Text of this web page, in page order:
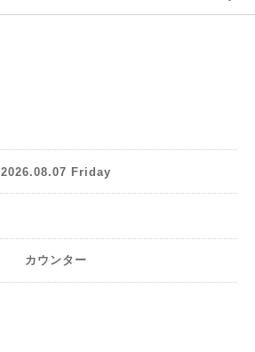
2026.08.07 Friday
カウンター